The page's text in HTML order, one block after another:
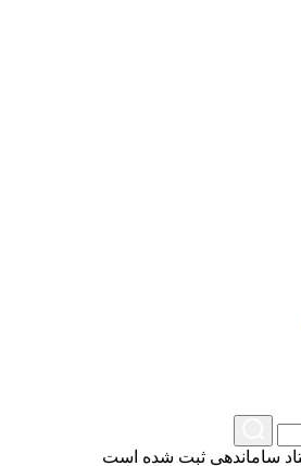
ساماندهی ثبت شده است